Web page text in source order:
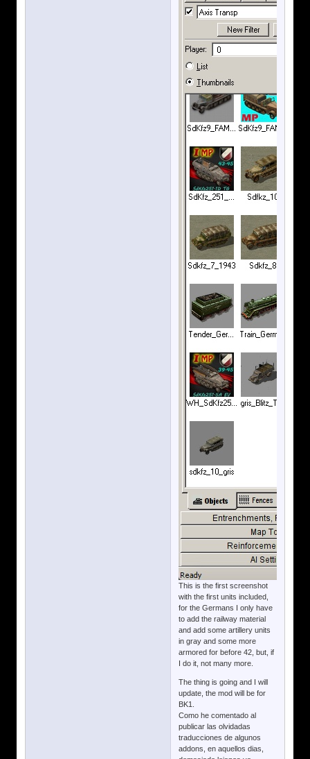
This is the first screenshot
with the first units included,
for the Germans I only have
to add the railway material
and add some artillery units
in gray and some more
armored for before 42, but, if
I do it, not many more.
The thing is going and I will
update, the mod will be for
BK1.
Como he comentado al
publicar las olvidadas
traducciones de algunos
addons, en aquellos dias,